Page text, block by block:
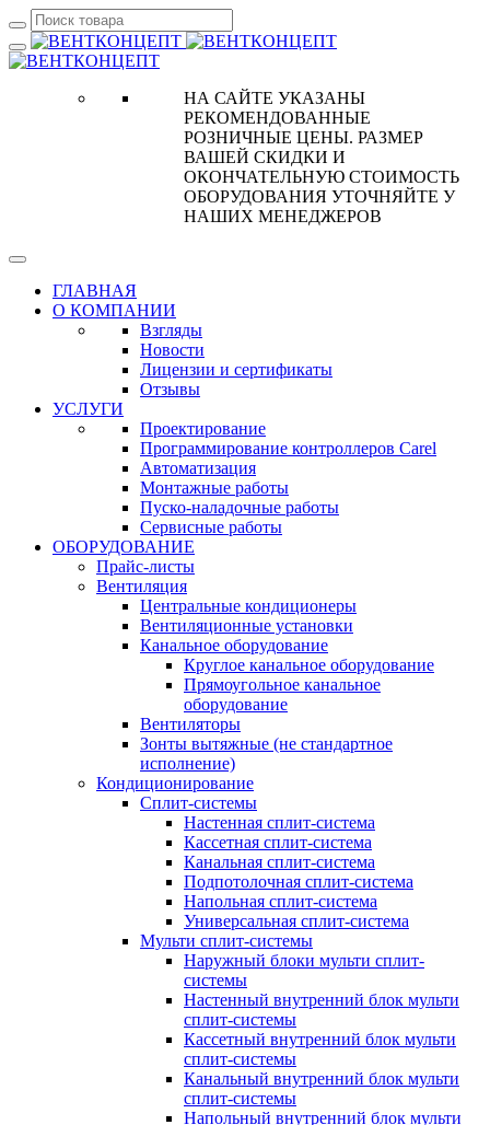
НА САЙТЕ УКАЗАНЫ
РЕКОМЕНДОВАННЫЕ
РОЗНИЧНЫЕ ЦЕНЫ. РАЗМЕР
ВАШЕЙ СКИДКИ И
ОКОНЧАТЕЛЬНУЮ СТОИМОСТЬ
ОБОРУДОВАНИЯ УТОЧНЯЙТЕ У
НАШИХ МЕНЕДЖЕРОВ
ГЛАВНАЯ
О КОМПАНИИ
Взгляды
Новости
Лицензии и сертификаты
Отзывы
УСЛУГИ
Проектирование
Программирование контроллеров Carel
Автоматизация
Монтажные работы
Пуско-наладочные работы
Сервисные работы
ОБОРУДОВАНИЕ
Прайс-листы
Вентиляция
Центральные кондиционеры
Вентиляционные установки
Канальное оборудование
Круглое канальное оборудование
Прямоугольное канальное
оборудование
Вентиляторы
Зонты вытяжные (не стандартное
исполнение)
Кондиционирование
Сплит-системы
Настенная сплит-система
Кассетная сплит-система
Канальная сплит-система
Подпотолочная сплит-система
Напольная сплит-система
Универсальная сплит-система
Мульти сплит-системы
Наружный блоки мульти сплит-
системы
Настенный внутренний блок мульти
сплит-системы
Кассетный внутренний блок мульти
сплит-системы
Канальный внутренний блок мульти
сплит-системы
Напольный внутренний блок мульти